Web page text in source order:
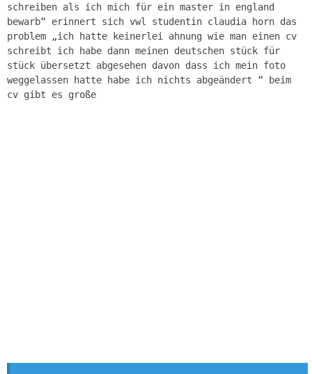
schreiben als ich mich für ein master in england
bewarb“ erinnert sich vwl studentin claudia horn das
problem „ich hatte keinerlei ahnung wie man einen cv
schreibt ich habe dann meinen deutschen stück für
stück übersetzt abgesehen davon dass ich mein foto
weggelassen hatte habe ich nichts abgeändert “ beim
cv gibt es große